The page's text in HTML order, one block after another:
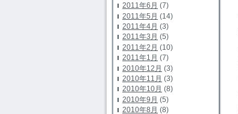
2011年6月 (7)
2011年5月 (14)
2011年4月 (3)
2011年3月 (5)
2011年2月 (10)
2011年1月 (7)
2010年12月 (3)
2010年11月 (3)
2010年10月 (8)
2010年9月 (5)
2010年8月 (8)